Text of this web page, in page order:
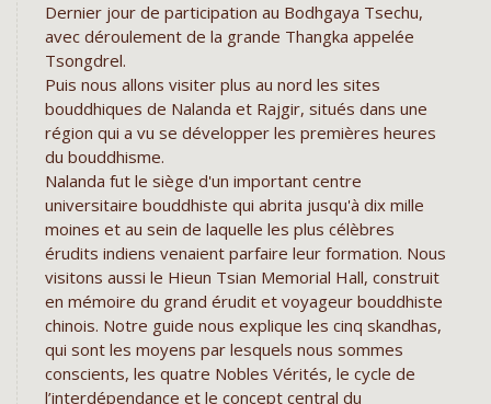
Dernier jour de participation au Bodhgaya Tsechu,
avec déroulement de la grande Thangka appelée
Tsongdrel.
Puis nous allons visiter plus au nord les sites
bouddhiques de Nalanda et Rajgir, situés dans une
région qui a vu se développer les premières heures
du bouddhisme.
Nalanda fut le siège d'un important centre
universitaire bouddhiste qui abrita jusqu'à dix mille
moines et au sein de laquelle les plus célèbres
érudits indiens venaient parfaire leur formation. Nous
visitons aussi le Hieun Tsian Memorial Hall, construit
en mémoire du grand érudit et voyageur bouddhiste
chinois. Notre guide nous explique les cinq skandhas,
qui sont les moyens par lesquels nous sommes
conscients, les quatre Nobles Vérités, le cycle de
l’interdépendance et le concept central du